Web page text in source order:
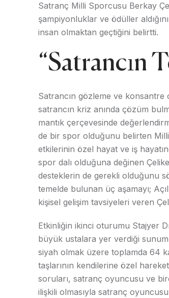
Satranç Milli Sporcusu Berkay
şampiyonluklar ve ödüller
insan olmaktan geçtiğini belirtti.
“Satrancın
Satrancın gözleme ve konsantre
satrancın kriz anında çözüm
mantık çerçevesinde
de bir spor olduğunu belirten
etkilerinin özel hayat ve iş
spor dalı olduğuna değinen
desteklerin de gerekli olduğunu
temelde bulunan üç aşamayı;
kişisel gelişim tavsiyeleri veren
Etkinliğin ikinci oturumu Stajyer
büyük ustalara yer verdiği
siyah olmak üzere toplamda 64
taşlarının kendilerine özel
soruları, satranç oyuncusu ve
ilişkili olmasıyla satranç